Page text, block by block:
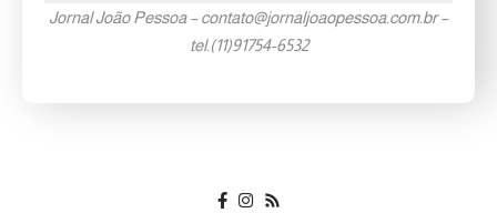
Jornal João Pessoa –contato@jornaljoaopessoa.com.br–
tel.(11)91754-6532